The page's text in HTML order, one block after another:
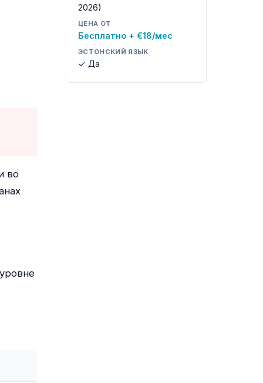
во
2026)
ЦЕНА ОТ
Бесплатно + €18/мес
ЭСТОНСКИЙ ЯЗЫК
✓ Да